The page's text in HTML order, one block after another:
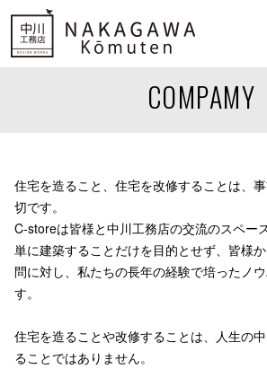
COMPAMY
住宅を造ること、住宅を改修することは、
切です。
C-storeは皆様と中川工務店の交流のスペー
単に建築することだけを目的とせず、皆様
問に対し、私たちの長年の経験で培ったノ
す。
住宅を造ることや改修することは、人生の
ることではありません。